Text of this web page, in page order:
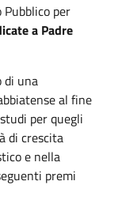
Pubblico per
a Padre
di una
al fine
per quegli
di crescita
e nella
premi